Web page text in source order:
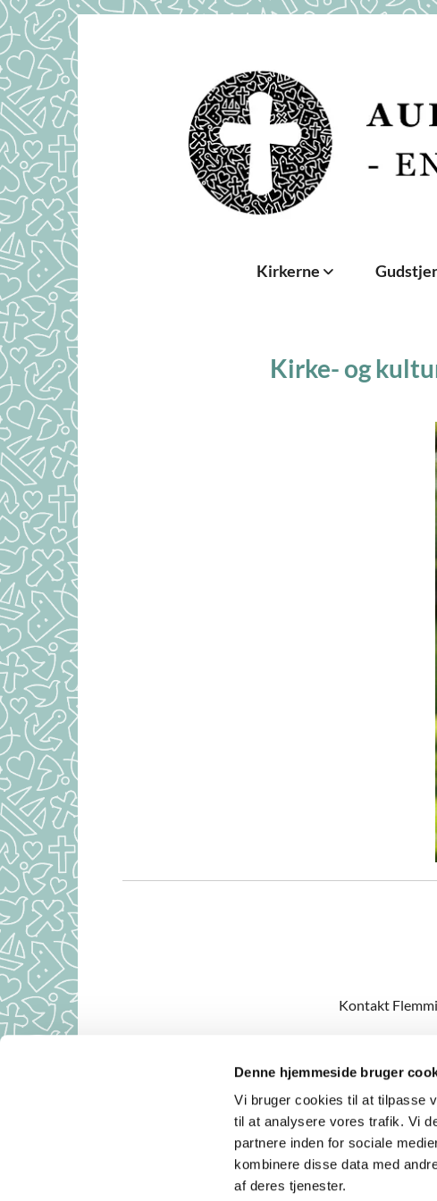
Denne hjemmeside bruger
Vi bruger cookies til at tilpasse
til at analysere vores trafik. Vi
partnere inden for sociale
kombinere disse data med
af deres tjenester.
Kirkerne
Kirke- og
Kontakt
Aulum Kirke
Kirkekontoret